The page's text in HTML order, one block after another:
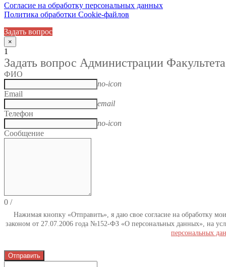
Согласие на обработку персональных данных
Политика обработки Cookie-файлов
Задать вопрос
×
1
Задать вопрос Администрации Факультета
ФИО
no-icon
Email
email
Телефон
no-icon
Сообщение
0 /
Нажимая кнопку «Отправить», я даю свое согласие на обработку
законом от 27.07.2006 года №152-ФЗ «О персональных данных», на
персональных
Отправить